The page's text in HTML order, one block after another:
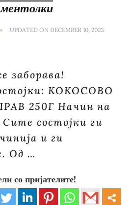
UPDATED ON DECEMBER 10, 2023
заборава!
КОКОСОВО
250Г Начин на
состојки ги
и ги
Од …
со пријателите!